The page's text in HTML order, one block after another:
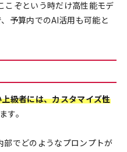
こぞという時だけ高性能モデ
予算内でのAI活用も可能と
級者には、カスタマイズ性
す。
部でどのようなプロンプトが